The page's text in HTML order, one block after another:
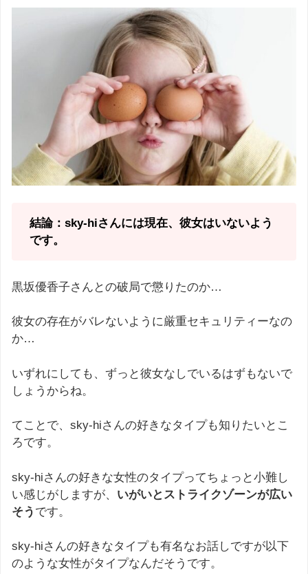
結論：sky-hiさんには現在、彼女はいないよう
です。
黒坂優香子さんとの破局で懲りたのか…
彼女の存在がバレないように厳重セキュリティーなの
か…
いずれにしても、ずっと彼女なしでいるはずもないで
しょうからね。
てことで、sky-hiさんの好きなタイプも知りたいとこ
ろです。
sky-hiさんの好きな女性のタイプってちょっと小難し
い感じがしますが、 いがいとストライクゾーンが広い
そう です。
sky-hiさんの好きなタイプも有名なお話しですが以下
のような女性がタイプなんだそうです。